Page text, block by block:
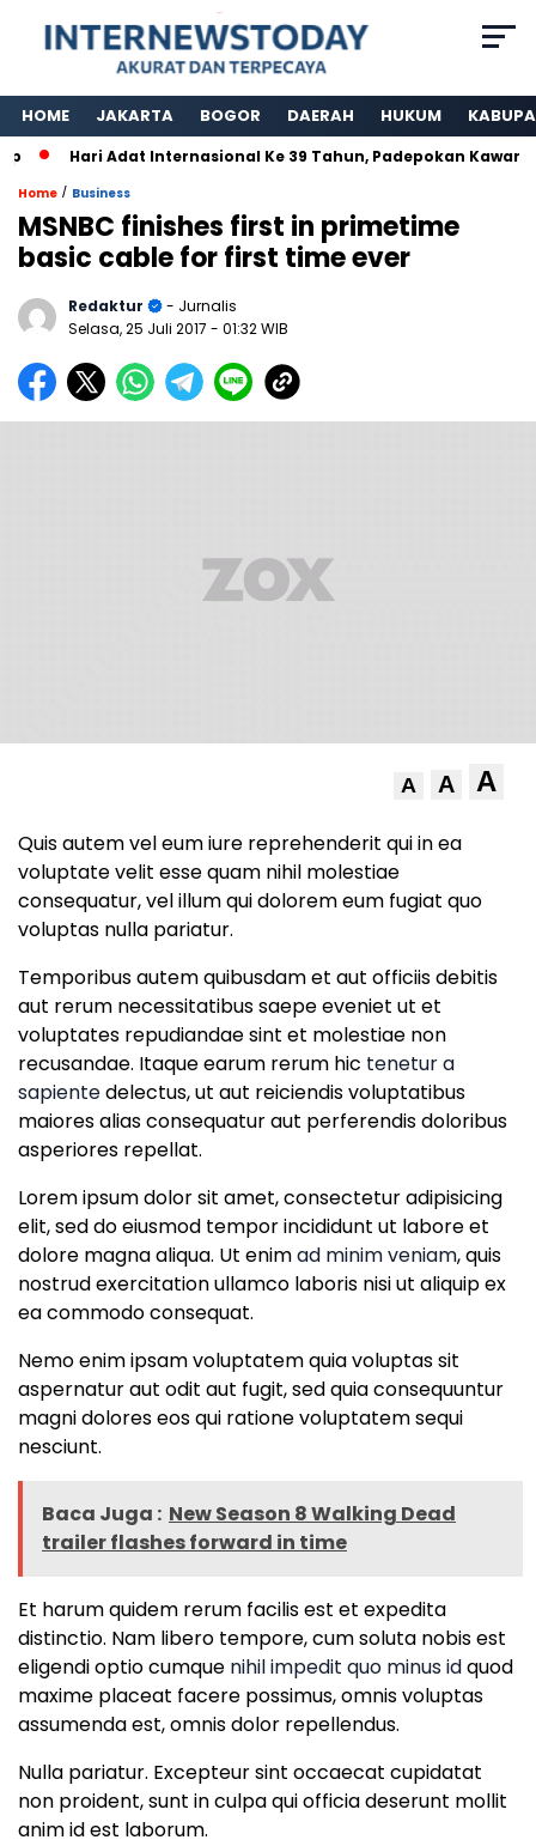
HOME JAKARTA BOGOR DAERAH HUKUM
Hari Adat Internasional Ke 39 Tahun, Padepokan
Home / Business
MSNBC finishes first in primetime
basic cable for first time ever
Redaktur
- Jurnalis
Selasa, 25 Juli 2017 - 01:32 WIB
A A A
Quis autem vel eum iure reprehenderit qui in ea
voluptate velit esse quam nihil molestiae
consequatur, vel illum qui dolorem eum fugiat quo
voluptas nulla pariatur.
Temporibus autem quibusdam et aut officiis debitis
aut rerum necessitatibus saepe eveniet ut et
voluptates repudiandae sint et molestiae non
recusandae. Itaque earum rerum hic tenetur a
sapientedelectus, ut aut reiciendis voluptatibus
maiores alias consequatur aut perferendis doloribus
asperiores repellat.
Lorem ipsum dolor sit amet, consectetur adipisicing
elit, sed do eiusmod tempor incididunt ut labore et
dolore magna aliqua. Ut enimad minim veniam, quis
nostrud exercitation ullamco laboris nisi ut aliquip ex
ea commodo consequat.
Nemo enim ipsam voluptatem quia voluptas sit
aspernatur aut odit aut fugit, sed quia consequuntur
magni dolores eos qui ratione voluptatem sequi
nesciunt.
Baca Juga : New Season 8 Walking Dead
trailer flashes forward in time
Et harum quidem rerum facilis est et expedita
distinctio. Nam libero tempore, cum soluta nobis est
eligendi optio cumque nihil impedit quo minus idquod
maxime placeat facere possimus, omnis voluptas
assumenda est, omnis dolor repellendus.
Nulla pariatur. Excepteur sint occaecat cupidatat
non proident, sunt in culpa qui officia deserunt mollit
anim id est laborum.